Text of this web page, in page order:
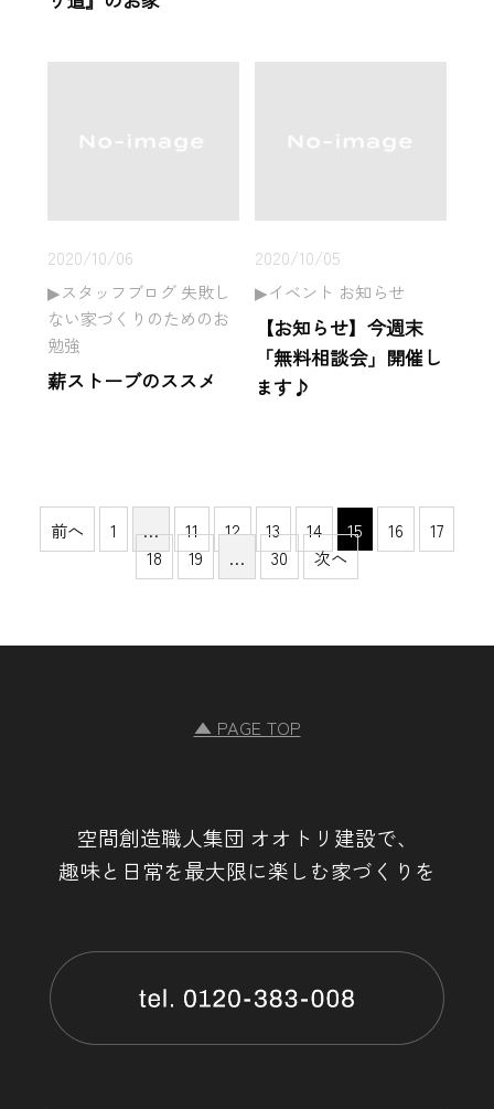
2020/10/06
スタッフブログ 失敗し
ない家づくりのためのお
勉強
薪ストーブのススメ
2020/10/05
イベント お知らせ
【お知らせ】今週末
「無料相談会」開催し
ます♪
前へ 1 … 11 12 13 14 15 16
17
18
19 … 30 次へ
▲ PAGE TOP
空間創造職人集団 オオトリ建設で、
趣味と日常を最大限に楽しむ家づくりを